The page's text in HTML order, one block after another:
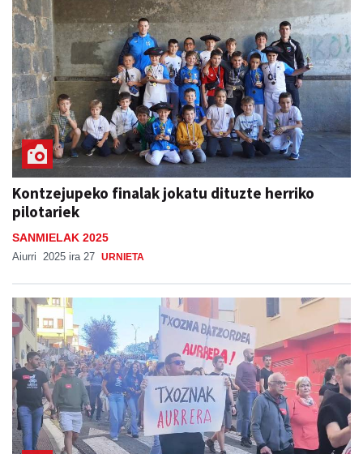
Kontzejupeko finalak jokatu dituzte herriko
pilotariek
SANMIELAK 2025
Aiurri 2025 ira 27 URNIETA